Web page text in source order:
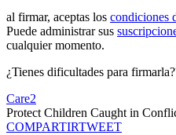
al firmar, aceptas los condiciones
Puede administrar sus
cualquier momento.
¿Tienes dificultades para
Care2
Protect Children Caught in
COMPARTIRTWEET